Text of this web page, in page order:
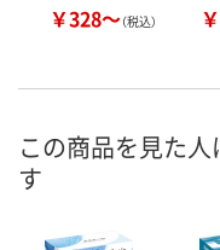
￥328～（税込）
この商品を見た
す